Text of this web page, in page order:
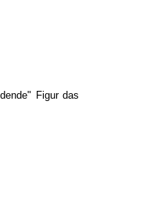
Figur das